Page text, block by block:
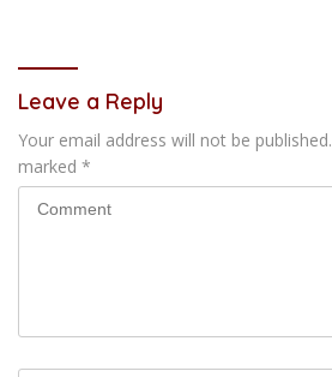
Leave a Reply
Your email address will not be published.
marked *